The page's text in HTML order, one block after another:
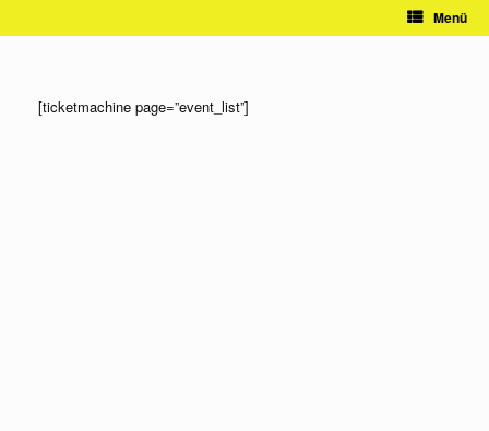
Menü
[ticketmachine page=”event_list”]